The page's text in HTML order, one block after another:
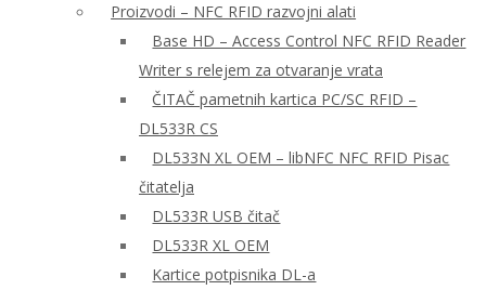
Proizvodi – NFC RFID razvojni alati
Base HD – Access Control NFC RFID Reader
Writer s relejem za otvaranje vrata
ČITAČ pametnih kartica PC/SC RFID –
DL533R CS
DL533N XL OEM – libNFC NFC RFID Pisac
čitatelja
DL533R USB čitač
DL533R XL OEM
Kartice potpisnika DL-a